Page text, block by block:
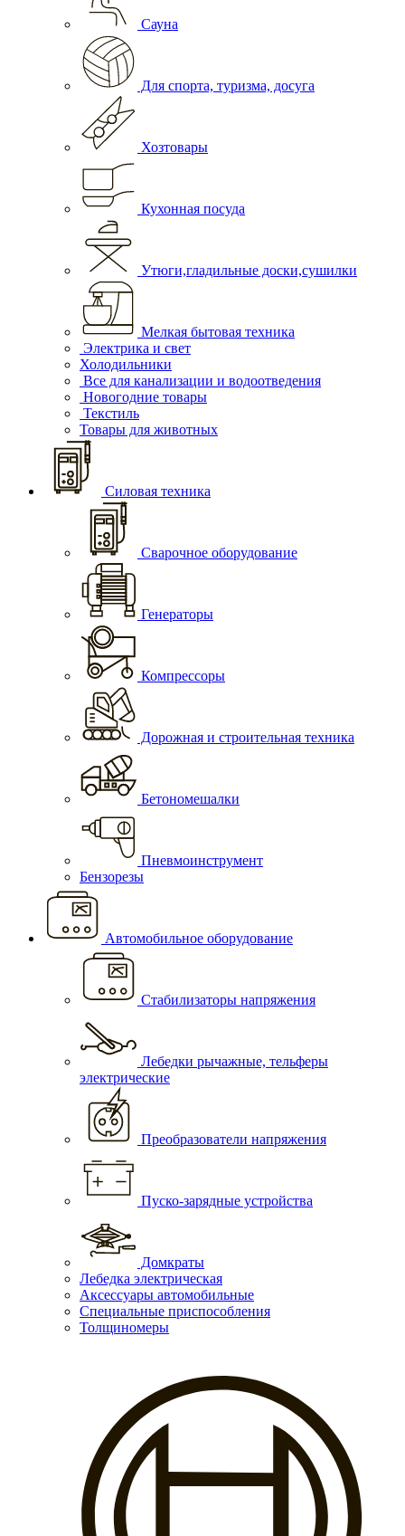
Сауна
Для спорта, туризма, досуга
Хозтовары
Кухонная посуда
Утюги,гладильные доски,сушилки
Мелкая бытовая техника
Электрика и свет
Холодильники
Все для канализации и водоотведения
Новогодние товары
Текстиль
Товары для животных
Силовая техника
Сварочное оборудование
Генераторы
Компрессоры
Дорожная и строительная техника
Бетономешалки
Пневмоинструмент
Бензорезы
Автомобильное оборудование
Стабилизаторы напряжения
Лебедки рычажные, тельферы
электрические
Преобразователи напряжения
Пуско-зарядные устройства
Домкраты
Лебедка электрическая
Аксессуары автомобильные
Специальные приспособления
Толщиномеры